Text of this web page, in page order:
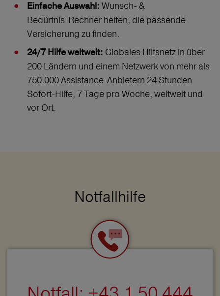
Einfache Auswahl: Wunsch‑ &
Bedürfnis‑Rechner helfen, die passende
Versicherung zu finden.
24/7 Hilfe weltweit: Globales Hilfsnetz in über
200 Ländern und einem Netzwerk von mehr als
750.000 Assistance-Anbietern 24 Stunden
Sofort-Hilfe, 7 Tage pro Woche, weltweit und
vor Ort.
Notfallhilfe